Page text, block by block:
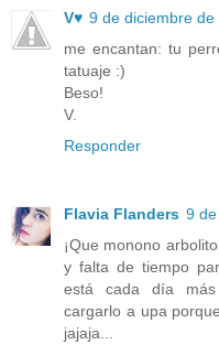
V♥ 9 de diciembre de
me encantan: tu
tatuaje :)
Beso!
V.
Responder
Flavia Flanders 9
¡Que monono
y falta de tiempo
está cada día más
cargarlo a upa
jajaja...